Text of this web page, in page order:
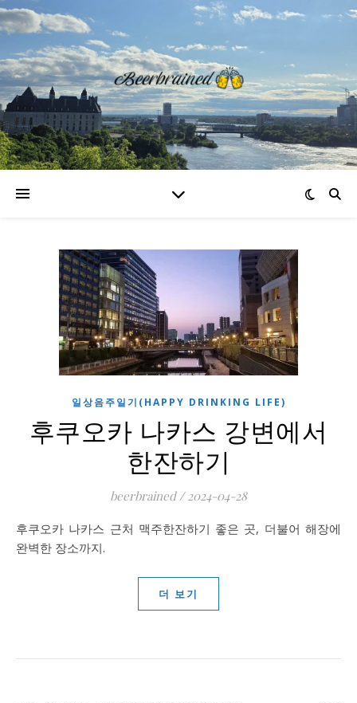
일상음주일기(HAPPY DRINKING LIFE)
후쿠오카 나카스 강변에서
한잔하기
beerbrained / 2024-04-28
후쿠오카 나카스 근처 맥주한잔하기 좋은 곳, 더불어 해장에
완벽한 장소까지.
더 보기